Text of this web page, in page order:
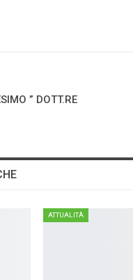
” DOTT.RE
ATTUALITÀ